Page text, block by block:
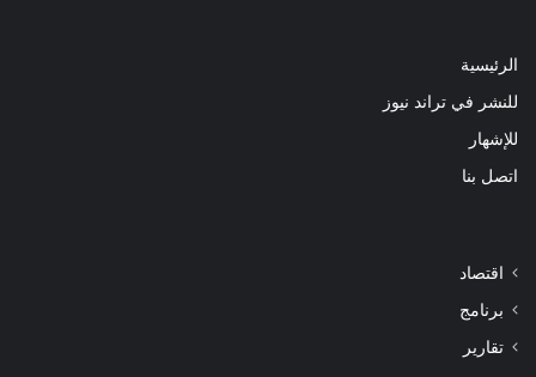
الرئيسية
للنشر في تراند نيوز
للإشهار
اتصل بنا
اقتصاد
برنامج
تقارير